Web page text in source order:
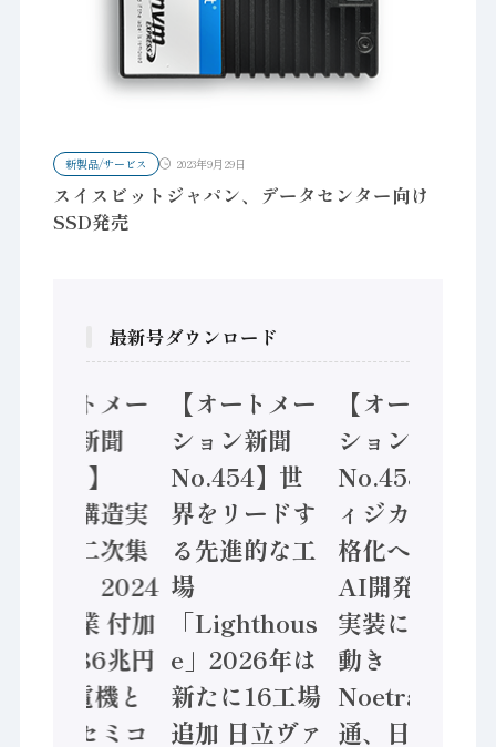
新製品/サービス 2023年9月29日
スイスビットジャパン、データセンター向け
SSD発売
最新号ダウンロード
【オートメー
ション新聞
No.455】
「経済構造実
態調査二次集
計結果」2024
年製造業 付加
価値額86兆円
/ 三菱電機と
ソニーセミコ
【オートメー
ション新聞
No.454】世
界をリードす
る先進的な工
場
「Lighthous
e」2026年は
新たに16工場
追加 日立ヴァ
【オートメー
ション新聞
No.453】フ
ィジカルAI本
格化へ 国産
AI開発や社会
実装に活発な
動き
Noetra、富士
通、日立 / 兵